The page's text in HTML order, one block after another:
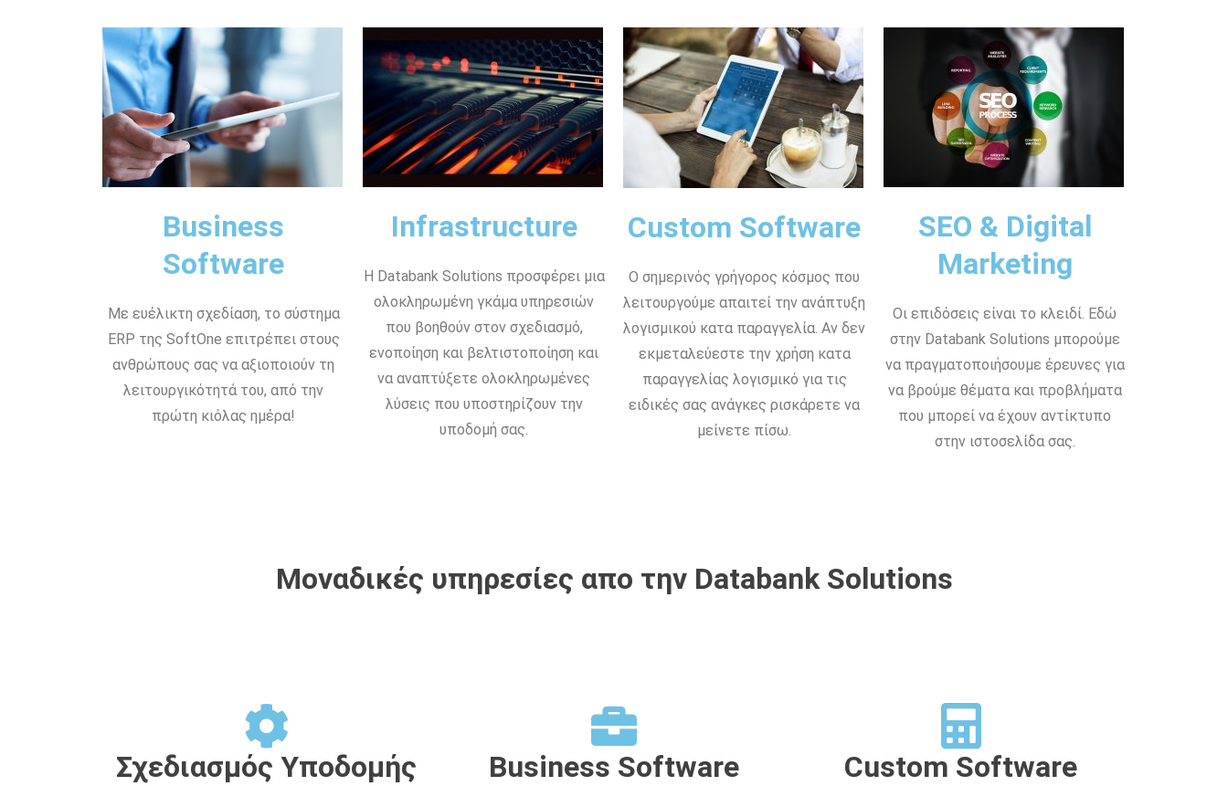
Business
Software
Με ευέλικτη σχεδίαση, το σύστημα
ERP της SoftOne επιτρέπει στους
ανθρώπους σας να αξιοποιούν τη
λειτουργικότητά του, από την
πρώτη κιόλας ημέρα!
Infrastructure
Η Databank Solutions προσφέρει μια
ολοκληρωμένη γκάμα υπηρεσιών
που βοηθούν στον σχεδιασμό,
ενοποίηση και βελτιστοποίηση και
να αναπτύξετε ολοκληρωμένες
λύσεις που υποστηρίζουν την
υποδομή σας.
Custom Software
Ο σημερινός γρήγορος κόσμος που
λειτουργούμε απαιτεί την ανάπτυξη
λογισμικού κατα παραγγελία. Αν δεν
εκμεταλεύεστε την χρήση κατα
παραγγελίας λογισμικό για τις
ειδικές σας ανάγκες ρισκάρετε να
μείνετε πίσω.
SEO & Digital
Marketing
Οι επιδόσεις είναι το κλειδί. Εδώ
στην Databank Solutions μπορούμε
να πραγματοποιήσουμε έρευνες για
να βρούμε θέματα και προβλήματα
που μπορεί να έχουν αντίκτυπο
στην ιστοσελίδα σας.
Μοναδικές υπηρεσίες απο την Databank Solutions
Σχεδιασμός Υποδομής Business Software Custom Software